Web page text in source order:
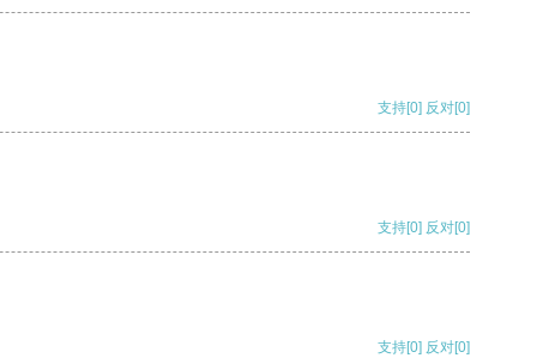
支持[0] 反对[0]
支持[0] 反对[0]
支持[0] 反对[0]